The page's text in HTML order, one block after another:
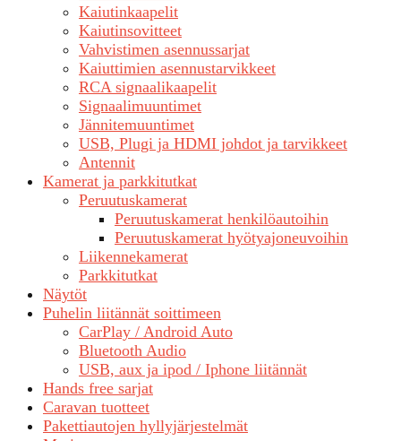
Kaiutinkaapelit
Kaiutinsovitteet
Vahvistimen asennussarjat
Kaiuttimien asennustarvikkeet
RCA signaalikaapelit
Signaalimuuntimet
Jännitemuuntimet
USB, Plugi ja HDMI johdot ja tarvikkeet
Antennit
Kamerat ja parkkitutkat
Peruutuskamerat
Peruutuskamerat henkilöautoihin
Peruutuskamerat hyötyajoneuvoihin
Liikennekamerat
Parkkitutkat
Näytöt
Puhelin liitännät soittimeen
CarPlay / Android Auto
Bluetooth Audio
USB, aux ja ipod / Iphone liitännät
Hands free sarjat
Caravan tuotteet
Pakettiautojen hyllyjärjestelmät